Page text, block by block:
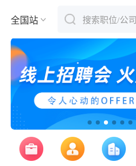
全国站 搜索职位/公司
下拉刷新